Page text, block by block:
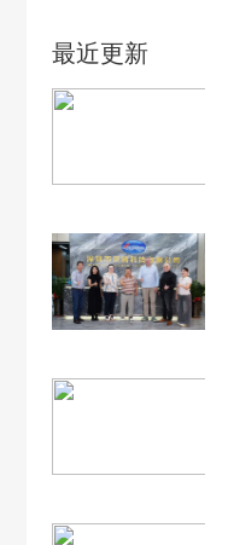
最近更新